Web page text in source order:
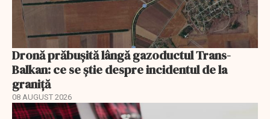
Dronă prăbușită lângă gazoductul Trans-
Balkan: ce se știe despre incidentul de la
graniță
08 AUGUST 2026